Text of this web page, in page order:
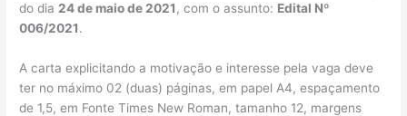
do dia 24 de maio de 2021 , com o assunto: Edital Nº
006/2021.
A carta explicitando a motivação e interesse pela vaga deve
ter no máximo 02 (duas) páginas, em papel A4, espaçamento
de 1,5, em Fonte Times New Roman, tamanho 12, margens